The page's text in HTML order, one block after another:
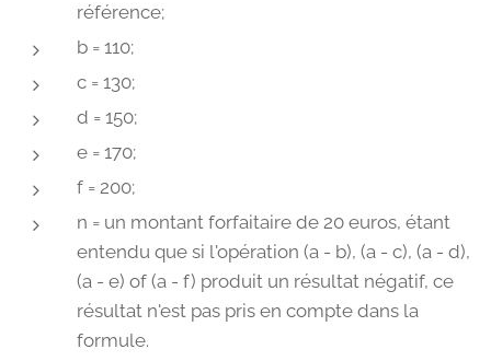
référence;
b = 110;
c = 130;
d = 150;
e = 170;
f = 200;
n = un montant forfaitaire de 20 euros, étant
entendu que si l'opération (a - b), (a - c), (a - d),
(a - e) of (a - f) produit un résultat négatif, ce
résultat n'est pas pris en compte dans la
formule.